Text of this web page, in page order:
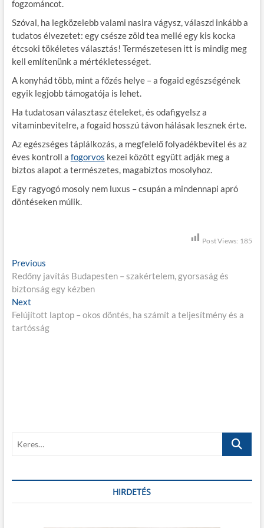
fogzománcot.
Szóval, ha legközelebb valami nasira vágysz, válaszd inkább a
tudatos élvezetet: egy csésze zöld tea mellé egy kis kocka
étcsoki tökéletes választás! Természetesen itt is mindig meg
kell említenünk a mértékletességet.
A konyhád több, mint a főzés helye – a fogaid egészségének
egyik legjobb támogatója is lehet.
Ha tudatosan választasz ételeket, és odafigyelsz a
vitaminbevitelre, a fogaid hosszú távon hálásak lesznek érte.
Az egészséges táplálkozás, a megfelelő folyadékbevitel és az
éves kontroll a fogorvos kezei között együtt adják meg a
biztos alapot a természetes, magabiztos mosolyhoz.
Egy ragyogó mosoly nem luxus – csupán a mindennapi apró
döntéseken múlik.
Post Views: 185
B
e
j
e
n
a
g
Previous
r
e
i
o
Redőny javítás Budapesten – szakértelem, gyorsaság és
biztonság egy kézben
Next
e
x
Felújított laptop – okos döntés, ha számít a teljesítmény és a
tartósság
e
…
HIRDETÉS